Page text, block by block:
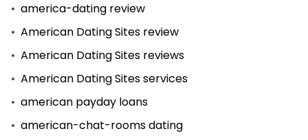
america-dating review
American Dating Sites review
American Dating Sites reviews
American Dating Sites services
american payday loans
american-chat-rooms dating